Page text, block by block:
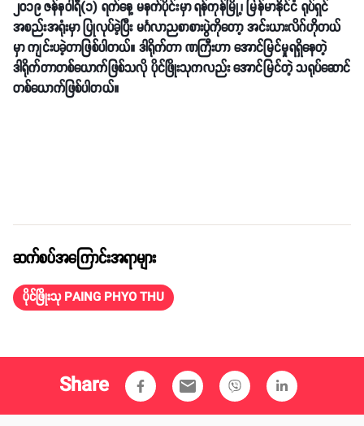
၂၀၁၉ ဇန်နဝါရီ(၁) ရက်နေ့ မနက်ပိုင်းမှာ ရန်ကုန်မြို့၊ မြန်မာနိုင်ငံ ရုပ်ရှင်
အစည်းအရုံးမှာ ပြုလုပ်ခဲ့ပြီး မင်္ဂလာညစာစားပွဲကိုတော့ အင်းယားလိဂ်ဟိုတယ်
မှာ ကျင်းပခဲ့တာဖြစ်ပါတယ်။ ဒါရိုက်တာ ဏကြီးဟာ အောင်မြင်မှုရရှိနေတဲ့
ဒါရိုက်တာတစ်ယောက်ဖြစ်သလို ပိုင်ဖြိုးသုကလည်း အောင်မြင်တဲ့ သရုပ်ဆောင်
တစ်ယောက်ဖြစ်ပါတယ်။
ဆက်စပ်အကြောင်းအရာများ
ပိုင်ဖြိုးသု PAING PHYO THU
Share email